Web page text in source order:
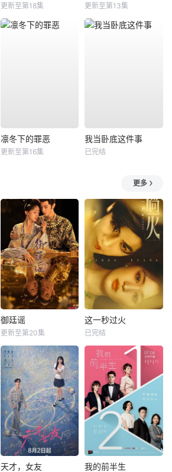
更新至第18集 更新至第13集
凛冬下的罪恶
更新至第16集
我当卧底这件事
已完结
更多
御廷谣
更新至第20集
这一秒过火
已完结
天才，女友 我的前半生